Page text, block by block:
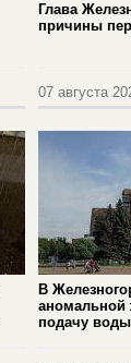
Глава
причины
07 августа
В
аномальной
подачу